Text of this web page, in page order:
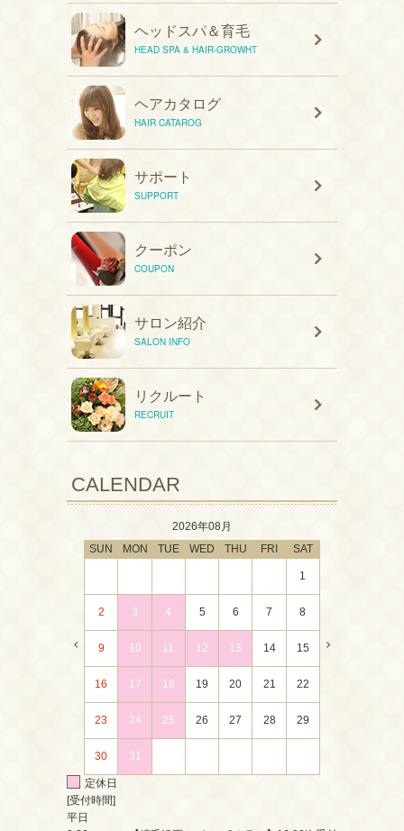
ヘッドスパ＆育毛
HEAD SPA & HAIR-GROWHT
ヘアカタログ
HAIR CATAROG
サポート
SUPPORT
クーポン
COUPON
サロン紹介
SALON INFO
リクルート
RECRUIT
CALENDAR
2026年08月
SUN
MON TUE WED THU FRI SAT
1
2 3 4 5 6 7 8
9 10 11 12 13 14 15
16 17 18 19 20 21 22
23 24 25 26 27 28 29
30 31
定休日
[受付時間]
平日